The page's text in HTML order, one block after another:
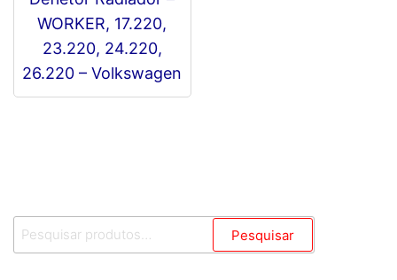
WORKER, 17.220,
23.220, 24.220,
26.220 – Volkswagen
Pesquisar